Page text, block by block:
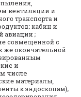
вентиляции и
транспорта и
кабин и
авиации ;
совмещенной с
же окончательной
и
числе
материалы,
к эндоскопам);